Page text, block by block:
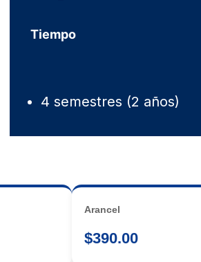
Tiempo
4 semestres (2 años)
Arancel
$390.00